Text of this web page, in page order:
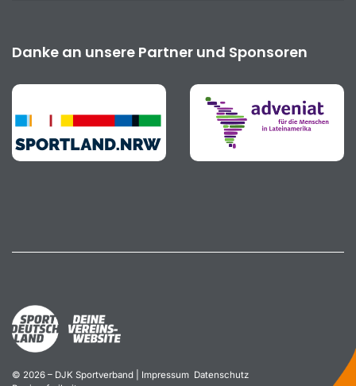
Danke an unsere Partner und Sponsoren
© 2026 – DJK Sportverband | Impressum Datenschutz